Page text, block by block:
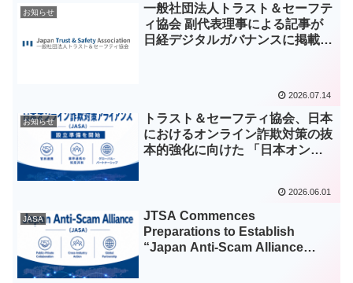
お知らせ
一般社団法人トラスト＆セーフテ
ィ協会 副代表理事による記事が
日経デジタルガバナンスに掲載さ
2026.07.14
お知らせ
トラスト＆セーフティ協会、日本
におけるオンライン詐欺対策の抜
本的強化に向けた 「日本オンラ
JASA）」の設立準備を開始2026.06.01
JASA
JTSA Commences
Preparations to Establish
“Japan Anti-Scam Alliance